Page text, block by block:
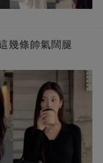
幾條帥氣闊腿